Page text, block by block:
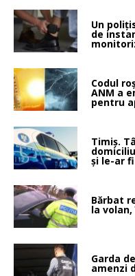
Un
de
Codul
ANM a
pentru
Timiș.
și le-ar
Bărbat
la volan,
Garda
amenzi